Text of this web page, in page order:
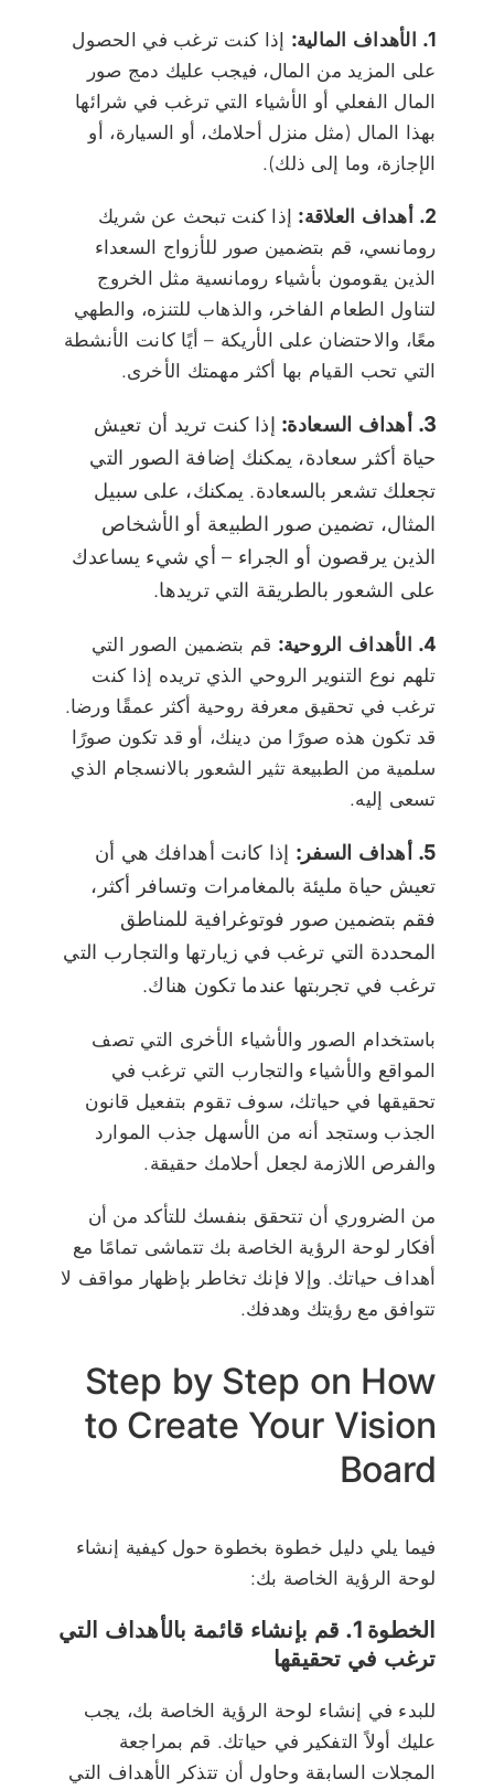
1. الأهداف المالية:
إذا كنت ترغب في الحصول
على المزيد من المال، فيجب عليك دمج صور
المال الفعلي أو الأشياء التي ترغب في شرائها
بهذا المال (مثل منزل أحلامك، أو السيارة، أو
الإجازة، وما إلى ذلك).
2. أهداف العلاقة:
إذا كنت تبحث عن شريك
رومانسي، قم بتضمين صور للأزواج السعداء
الذين يقومون بأشياء رومانسية مثل الخروج
لتناول الطعام الفاخر، والذهاب للتنزه، والطهي
معًا، والاحتضان على الأريكة – أيًا كانت الأنشطة
التي تحب القيام بها أكثر مهمتك الأخرى.
3. أهداف السعادة:
إذا كنت تريد أن تعيش
حياة أكثر سعادة، يمكنك إضافة الصور التي
تجعلك تشعر بالسعادة. يمكنك، على سبيل
المثال، تضمين صور الطبيعة أو الأشخاص
الذين يرقصون أو الجراء – أي شيء يساعدك
على الشعور بالطريقة التي تريدها.
4. الأهداف الروحية:
قم بتضمين الصور التي
تلهم نوع التنوير الروحي الذي تريده إذا كنت
ترغب في تحقيق معرفة روحية أكثر عمقًا ورضا.
قد تكون هذه صورًا من دينك، أو قد تكون صورًا
سلمية من الطبيعة تثير الشعور بالانسجام الذي
تسعى إليه.
5. أهداف السفر:
إذا كانت أهدافك هي أن
تعيش حياة مليئة بالمغامرات وتسافر أكثر،
فقم بتضمين صور فوتوغرافية للمناطق
المحددة التي ترغب في زيارتها والتجارب التي
ترغب في تجربتها عندما تكون هناك.
باستخدام الصور والأشياء الأخرى التي تصف
المواقع والأشياء والتجارب التي ترغب في
تحقيقها في حياتك، سوف تقوم بتفعيل قانون
الجذب وستجد أنه من الأسهل جذب الموارد
والفرص اللازمة لجعل أحلامك حقيقة.
من الضروري أن تتحقق بنفسك للتأكد من أن
أفكار لوحة الرؤية الخاصة بك تتماشى تمامًا مع
أهداف حياتك. وإلا فإنك تخاطر بإظهار مواقف لا
تتوافق مع رؤيتك وهدفك.
Step by Step on How
to Create Your Vision
Board
فيما يلي دليل خطوة بخطوة حول كيفية إنشاء
لوحة الرؤية الخاصة بك:
الخطوة 1. قم بإنشاء قائمة بالأهداف التي
ترغب في تحقيقها
للبدء في إنشاء لوحة الرؤية الخاصة بك، يجب
عليك أولاً التفكير في حياتك. قم بمراجعة
المجلات السابقة وحاول أن تتذكر الأهداف التي